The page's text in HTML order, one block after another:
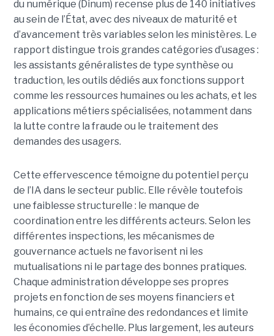
du numérique (Dinum) recense plus de 140 initiatives
au sein de l’État, avec des niveaux de maturité et
d’avancement très variables selon les ministères. Le
rapport distingue trois grandes catégories d’usages :
les assistants généralistes de type synthèse ou
traduction, les outils dédiés aux fonctions support
comme les ressources humaines ou les achats, et les
applications métiers spécialisées, notamment dans
la lutte contre la fraude ou le traitement des
demandes des usagers.
Cette effervescence témoigne du potentiel perçu
de l’IA dans le secteur public. Elle révèle toutefois
une faiblesse structurelle : le manque de
coordination entre les différents acteurs. Selon les
différentes inspections, les mécanismes de
gouvernance actuels ne favorisent ni les
mutualisations ni le partage des bonnes pratiques.
Chaque administration développe ses propres
projets en fonction de ses moyens financiers et
humains, ce qui entraîne des redondances et limite
les économies d’échelle. Plus largement, les auteurs